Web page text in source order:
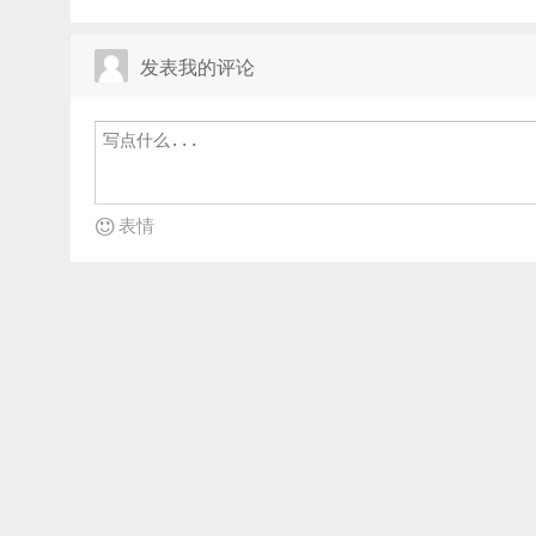
发表我的评论
表情